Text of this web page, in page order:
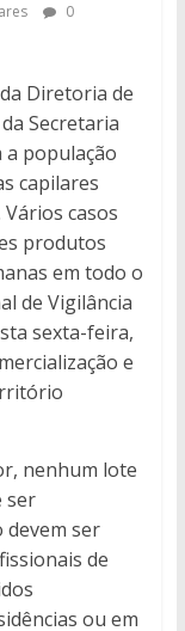
0
Diretoria de
Secretaria
a população
capilares
casos
produtos
em todo o
de Vigilância
sexta-feira,
e
nenhum lote
ser
devem ser
de
ou em